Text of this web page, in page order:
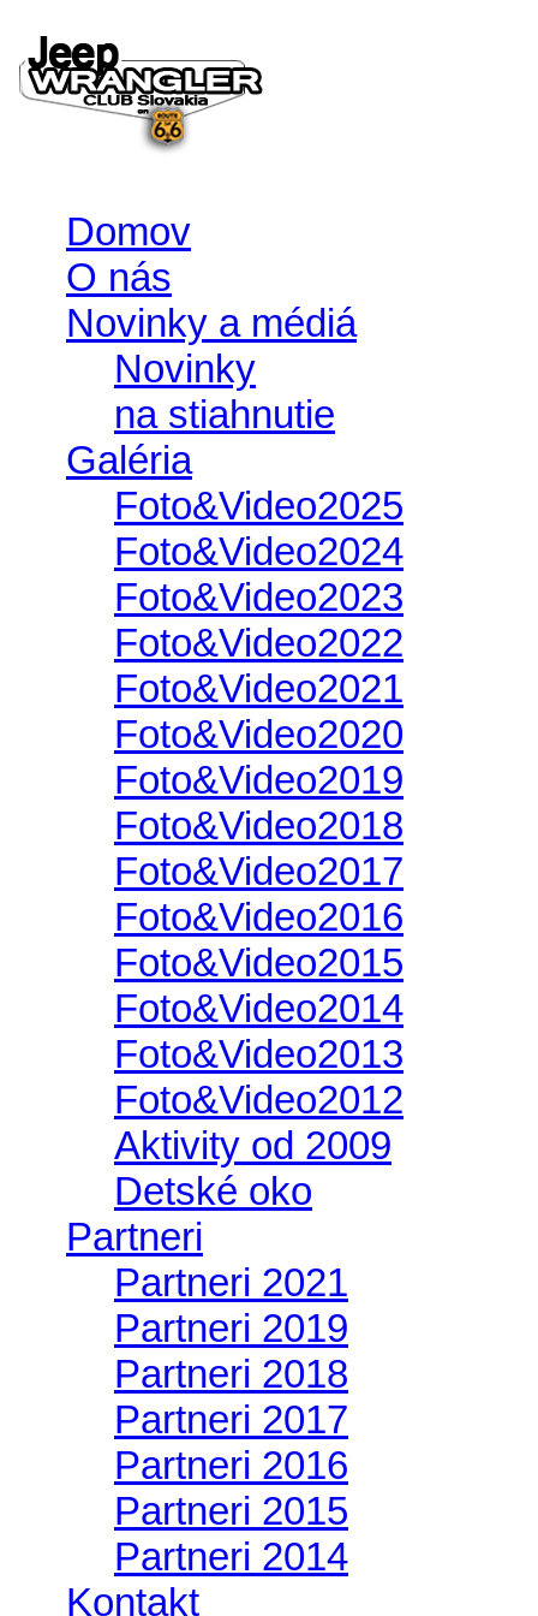
Domov
O nás
Novinky a médiá
Novinky
na stiahnutie
Galéria
Foto&Video2025
Foto&Video2024
Foto&Video2023
Foto&Video2022
Foto&Video2021
Foto&Video2020
Foto&Video2019
Foto&Video2018
Foto&Video2017
Foto&Video2016
Foto&Video2015
Foto&Video2014
Foto&Video2013
Foto&Video2012
Aktivity od 2009
Detské oko
Partneri
Partneri 2021
Partneri 2019
Partneri 2018
Partneri 2017
Partneri 2016
Partneri 2015
Partneri 2014
Kontakt